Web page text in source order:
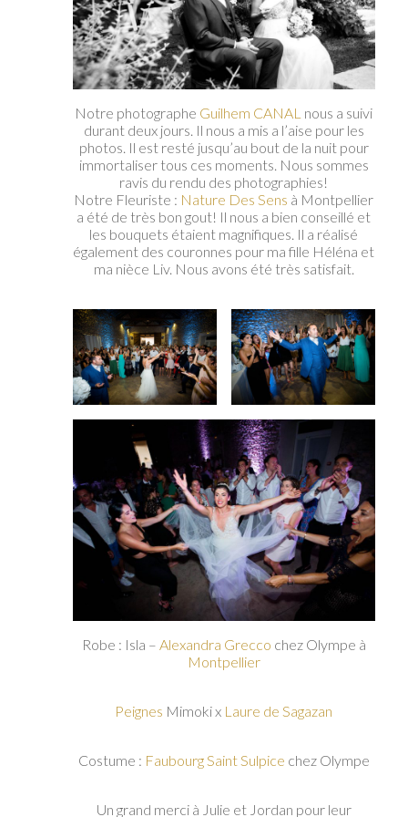
Notre photographe Guilhem CANAL nous a suivi
durant deux jours. Il nous a mis a l’aise pour les
photos. Il est resté jusqu’au bout de la nuit pour
immortaliser tous ces moments. Nous sommes
ravis du rendu des photographies!
Notre Fleuriste : Nature Des Sens à Montpellier
a été de très bon gout! Il nous a bien conseillé et
les bouquets étaient magnifiques. Il a réalisé
également des couronnes pour ma fille Héléna et
ma nièce Liv. Nous avons été très satisfait.
Robe : Isla – Alexandra Grecco chez Olympe à
Montpellier
Peignes Mimoki x Laure de Sagazan
Costume : Faubourg Saint Sulpice chez Olympe
Un grand merci à Julie et Jordan pour leur